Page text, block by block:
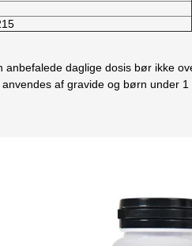
anbefalede daglige dosis bør ikke
af gravide og børn under